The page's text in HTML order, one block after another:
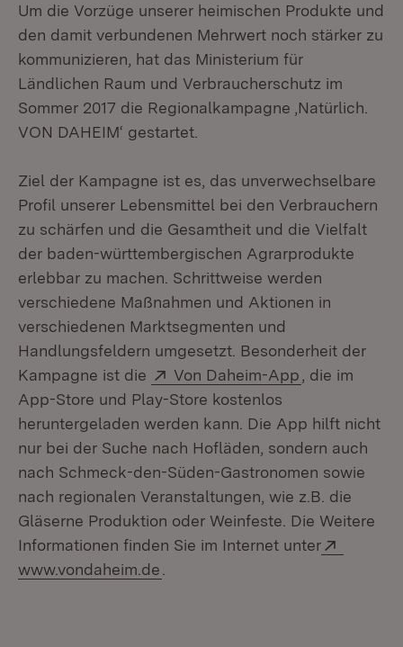
Um die Vorzüge unserer heimischen Produkte und
den damit verbundenen Mehrwert noch stärker zu
kommunizieren, hat das Ministerium für
Ländlichen Raum und Verbraucherschutz im
Sommer 2017 die Regionalkampagne ‚Natürlich.
VON DAHEIM‘ gestartet.
Ziel der Kampagne ist es, das unverwechselbare
Profil unserer Lebensmittel bei den Verbrauchern
zu schärfen und die Gesamtheit und die Vielfalt
der baden-württembergischen Agrarprodukte
erlebbar zu machen. Schrittweise werden
verschiedene Maßnahmen und Aktionen in
verschiedenen Marktsegmenten und
Handlungsfeldern umgesetzt. Besonderheit der
Kampagne ist die
Extern:
Von Daheim-App (Öffnet in
, die im
App-Store und Play-Store kostenlos
heruntergeladen werden kann. Die App hilft nicht
nur bei der Suche nach Hofläden, sondern auch
nach Schmeck-den-Süden-Gastronomen sowie
nach regionalen Veranstaltungen, wie z.B. die
Gläserne Produktion oder Weinfeste. Die Weitere
Informationen finden Sie im Internet unter
www.vondaheim.de